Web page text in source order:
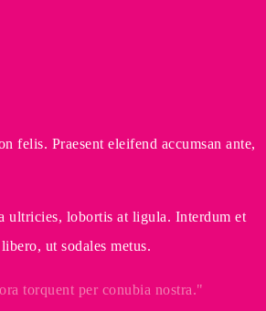
felis. Praesent eleifend accumsan ante,
ultricies, lobortis at ligula. Interdum et
ut sodales metus.
torquent per conubia nostra.